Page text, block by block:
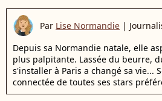
Par Lise Normandie |
Depuis sa Normandie natale, elle
plus palpitante. Lassée du beurre,
s'installer à Paris a changé sa vie...
connectée de toutes ses stars